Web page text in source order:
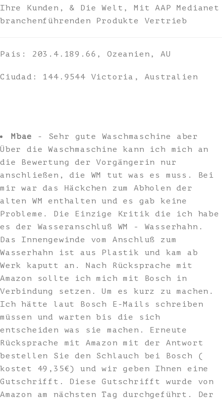
Ihre Kunden, & Die Welt, Mit AAP Medianet
branchenführenden Produkte Vertrieb
País: 203.4.189.66, Ozeanien, AU
Ciudad: 144.9544 Victoria, Australien
Mbae
- Sehr gute Waschmaschine aber
Über die Waschmaschine kann ich mich an
die Bewertung der Vorgängerin nur
anschließen, die WM tut was es muss. Bei
mir war das Häckchen zum Abholen der
alten WM enthalten und es gab keine
Probleme. Die Einzige Kritik die ich habe
es der Wasseranschluß WM - Wasserhahn.
Das Innengewinde vom Anschluß zum
Wasserhahn ist aus Plastik und kam ab
Werk kaputt an. Nach Rücksprache mit
Amazon sollte ich mich mit Bosch in
Verbindung setzen. Um es kurz zu machen.
Ich hätte laut Bosch E-Mails schreiben
müssen und warten bis die sich
entscheiden was sie machen. Erneute
Rücksprache mit Amazon mit der Antwort
bestellen Sie den Schlauch bei Bosch (
kostet 49,35€) und wir geben Ihnen eine
Gutschrifft. Diese Gutschrifft wurde von
Amazon am nächsten Tag durchgeführt. Der